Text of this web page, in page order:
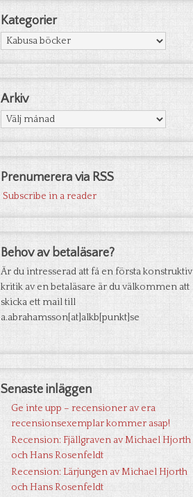
Kategorier
Kategorier
Arkiv
Arkiv
Prenumerera via RSS
Subscribe in a reader
Behov av betaläsare?
Är du intresserad att få en första konstruktiv
kritik av en betaläsare är du välkommen att
skicka ett mail till
a.abrahamsson[at]alkb[punkt]se
Senaste inläggen
Ge inte upp – recensioner av era
recensionsexemplar kommer asap!
Recension: Fjällgraven av Michael Hjorth
och Hans Rosenfeldt
Recension: Lärjungen av Michael Hjorth
och Hans Rosenfeldt